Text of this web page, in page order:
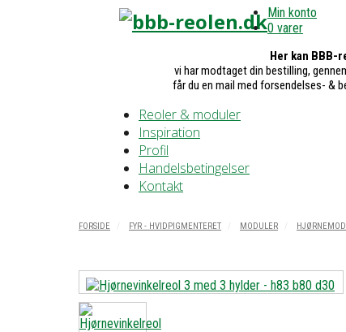
Min konto
0 varer
Her kan BBB-
vi har modtaget din bestilling,
får du en mail med forsendelses- &
Reoler & moduler
Inspiration
Profil
Handelsbetingelser
Kontakt
FORSIDE FYR - HVIDPIGMENTERET MODULER